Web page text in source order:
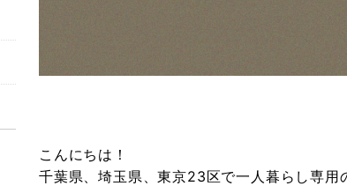
こんにちは！
千葉県、埼玉県、東京23区で一人暮らし専